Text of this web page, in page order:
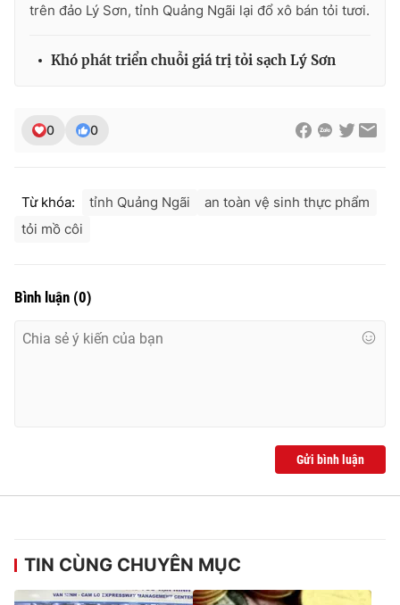
Cơ quan chủ quản:
Cơ quan báo chí:Thời báo VTV
024.38 355 931 - 024.38 355 932
Ðiện thoại Thời báo VTV:024.66 897 897
trên đảo Lý Sơn, tỉnh Quảng Ngãi lại đổ xô bán tỏi tươi.
Khó phát triển chuỗi giá trị tỏi sạch Lý Sơn
0 0
Từ khóa: tỉnh Quảng Ngãi
an toàn vệ sinh thực phẩm
tỏi mồ côi
Bình luận (0)
Gửi bình luận
TIN CÙNG CHUYÊN MỤC